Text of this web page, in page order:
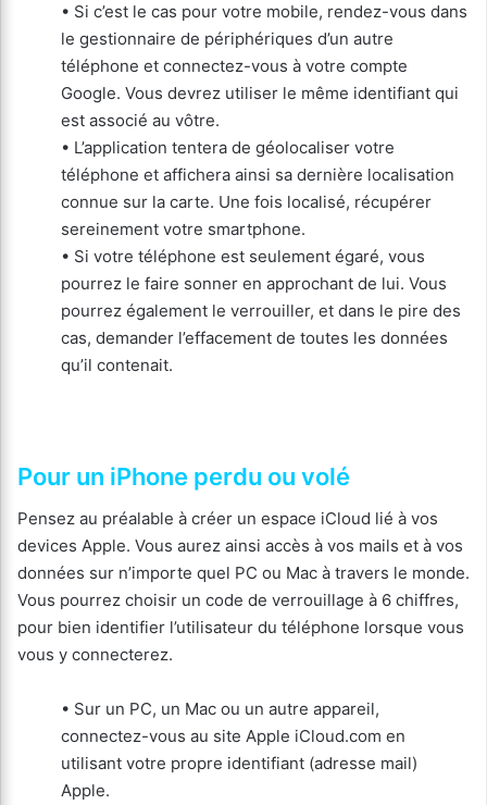
• Si c’est le cas pour votre mobile, rendez-vous dans
le gestionnaire de périphériques d’un autre
téléphone et connectez-vous à votre compte
Google. Vous devrez utiliser le même identifiant qui
est associé au vôtre.
• L’application tentera de géolocaliser votre
téléphone et affichera ainsi sa dernière localisation
connue sur la carte. Une fois localisé, récupérer
sereinement votre smartphone.
• Si votre téléphone est seulement égaré, vous
pourrez le faire sonner en approchant de lui. Vous
pourrez également le verrouiller, et dans le pire des
cas, demander l’effacement de toutes les données
qu’il contenait.
Pour un iPhone perdu ou volé
Pensez au préalable à créer un espace iCloud lié à vos
devices Apple. Vous aurez ainsi accès à vos mails et à vos
données sur n’importe quel PC ou Mac à travers le monde.
Vous pourrez choisir un code de verrouillage à 6 chiffres,
pour bien identifier l’utilisateur du téléphone lorsque vous
vous y connecterez.
• Sur un PC, un Mac ou un autre appareil,
connectez-vous au site Apple iCloud.com en
utilisant votre propre identifiant (adresse mail)
Apple.